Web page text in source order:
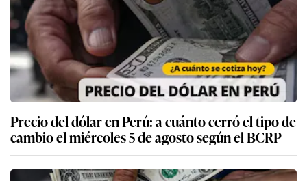
Precio del dólar en Perú: a cuánto cerró el tipo de
cambio el miércoles 5 de agosto según el BCRP